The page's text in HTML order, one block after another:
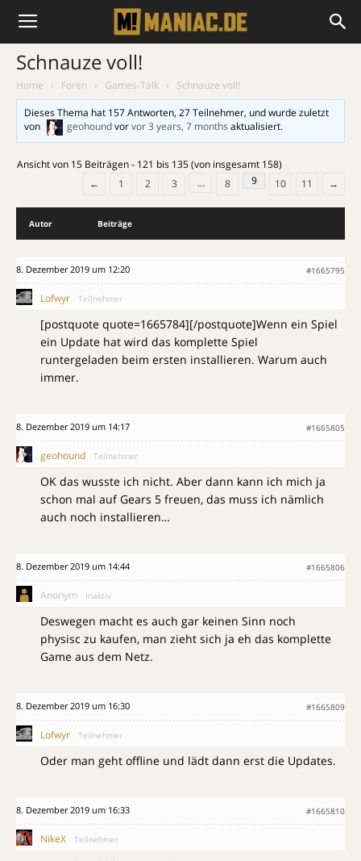
Schnauze voll!
Home › Foren › Games-Talk ›
Schnauze voll!
Dieses Thema hat 157 Antworten, 27 Teilnehmer, und wurde zuletzt
von
geohoundvorvor 3 years, 7 months aktualisiert.
Ansicht von 15 Beiträgen - 121 bis 135 (von insgesamt 158)
←
1 2 3 … 8 9 10 11 →
Autor Beiträge
8. Dezember 2019 um 12:20 #1665795
Lofwyr Teilnehmer
[postquote quote=1665784][/postquote]Wenn ein Spiel
ein Update hat wird das komplette Spiel
runtergeladen beim ersten installieren. Warum auch
immer.
8. Dezember 2019 um 14:17 #1665805
geohound Teilnehmer
OK das wusste ich nicht. Aber dann kann ich mich ja
schon mal auf Gears 5 freuen, das muss ich nämlich
auch noch installieren…
8. Dezember 2019 um 14:44 #1665806
Anonym Inaktiv
Deswegen macht es auch gar keinen Sinn noch
physisc zu kaufen, man zieht sich ja eh das komplette
Game aus dem Netz.
8. Dezember 2019 um 16:30 #1665809
Lofwyr Teilnehmer
Oder man geht offline und lädt dann erst die Updates.
8. Dezember 2019 um 16:33 #1665810
NikeX Teilnehmer